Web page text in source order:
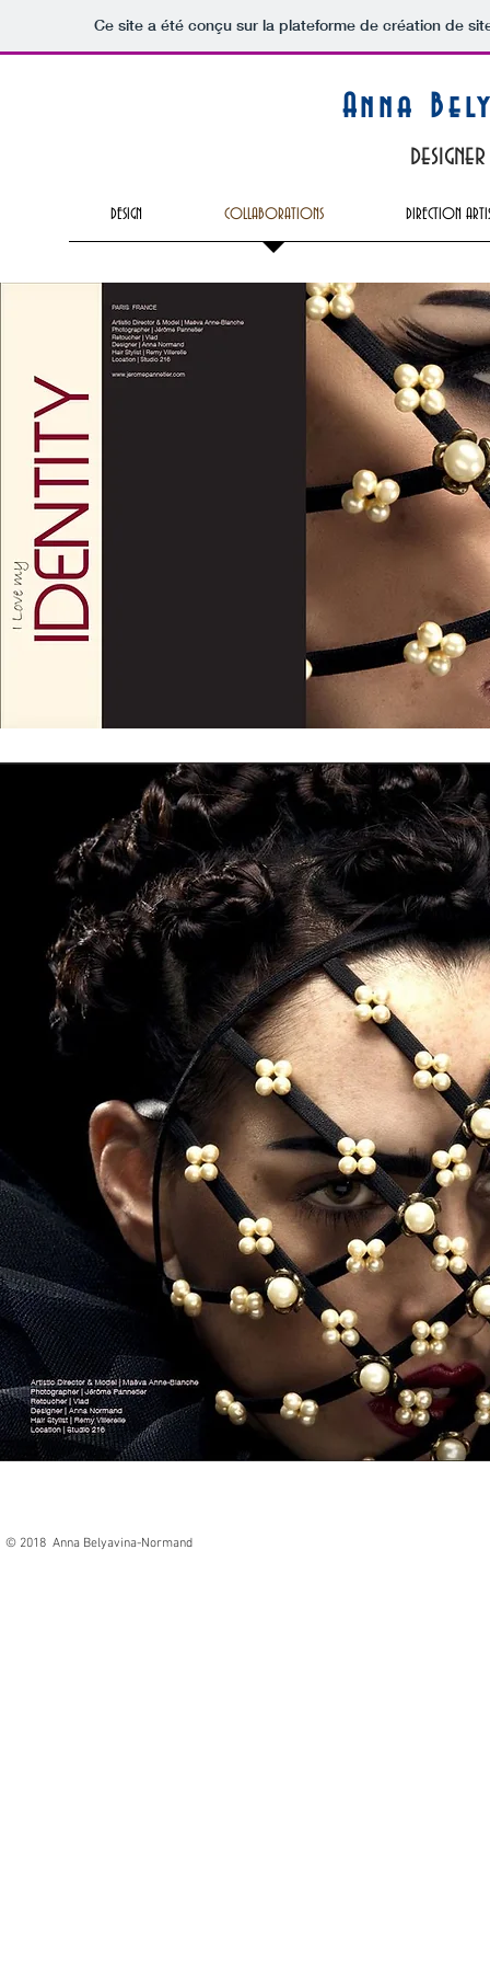
Ce site a été conçu sur la plateforme de création de
Anna
DESIGN COLLABORATIONS DIRECTION
© 2018 Anna Belyavina-Normand